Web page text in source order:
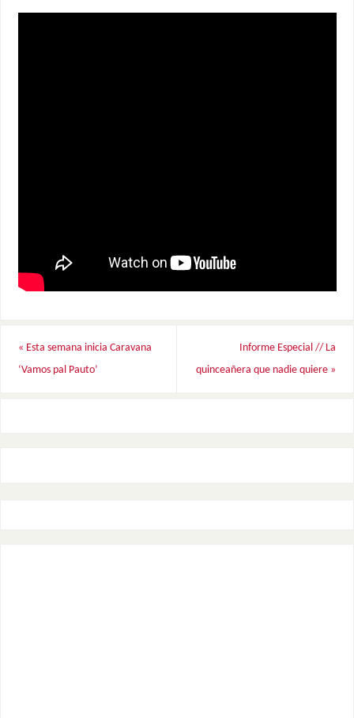
« Esta semana inicia Caravana
‘Vamos pal Pauto’
Informe Especial // La
quinceañera que nadie quiere »